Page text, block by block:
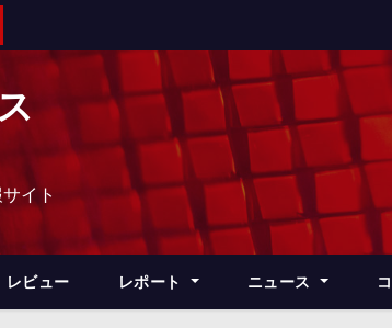
イト
レビュー レポート ニュース